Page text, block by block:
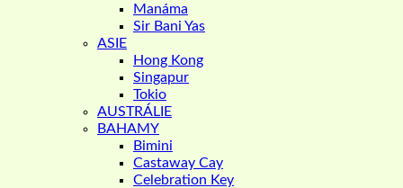
Manáma
Sir Bani Yas
ASIE
Hong Kong
Singapur
Tokio
AUSTRÁLIE
BAHAMY
Bimini
Castaway Cay
Celebration Key